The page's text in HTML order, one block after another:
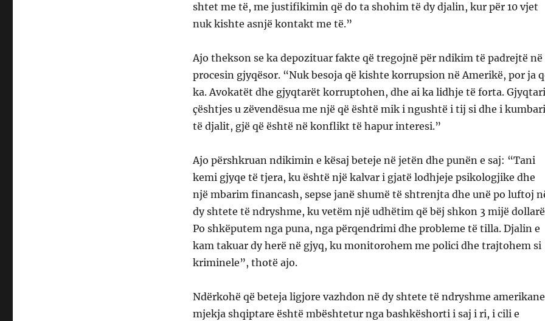
shtet me të, me justifikimin që do ta shohim të dy djalin, kur për 10 vjet
nuk kishte asnjë kontakt me të.”
Ajo thekson se ka depozituar fakte që tregojnë për ndikim të padrejtë në
procesin gjyqësor. “Nuk besoja që kishte korrupsion në Amerikë, por ja
ka. Avokatët dhe gjyqtarët korruptohen, dhe ai ka lidhje të forta.
çështjes u zëvendësua me një që është mik i ngushtë i tij si dhe i
të djalit, gjë që është në konflikt të hapur interesi.”
Ajo përshkruan ndikimin e kësaj beteje në jetën dhe punën e saj: “Tani
kemi gjyqe të tjera, ku është një kalvar i gjatë lodhjeje psikologjike dhe
një mbarim financash, sepse janë shumë të shtrenjta dhe unë po luftoj
dy shtete të ndryshme, ku vetëm një udhëtim që bëj shkon 3 mijë
Po shkëputem nga puna, nga përqendrimi dhe probleme të tilla. Djalin e
kam takuar dy herë në gjyq, ku monitorohem me polici dhe trajtohem si
kriminele”, thotë ajo.
Ndërkohë që beteja ligjore vazhdon në dy shtete të ndryshme
mjekja shqiptare është mbështetur nga bashkëshorti i saj i ri, i cili e